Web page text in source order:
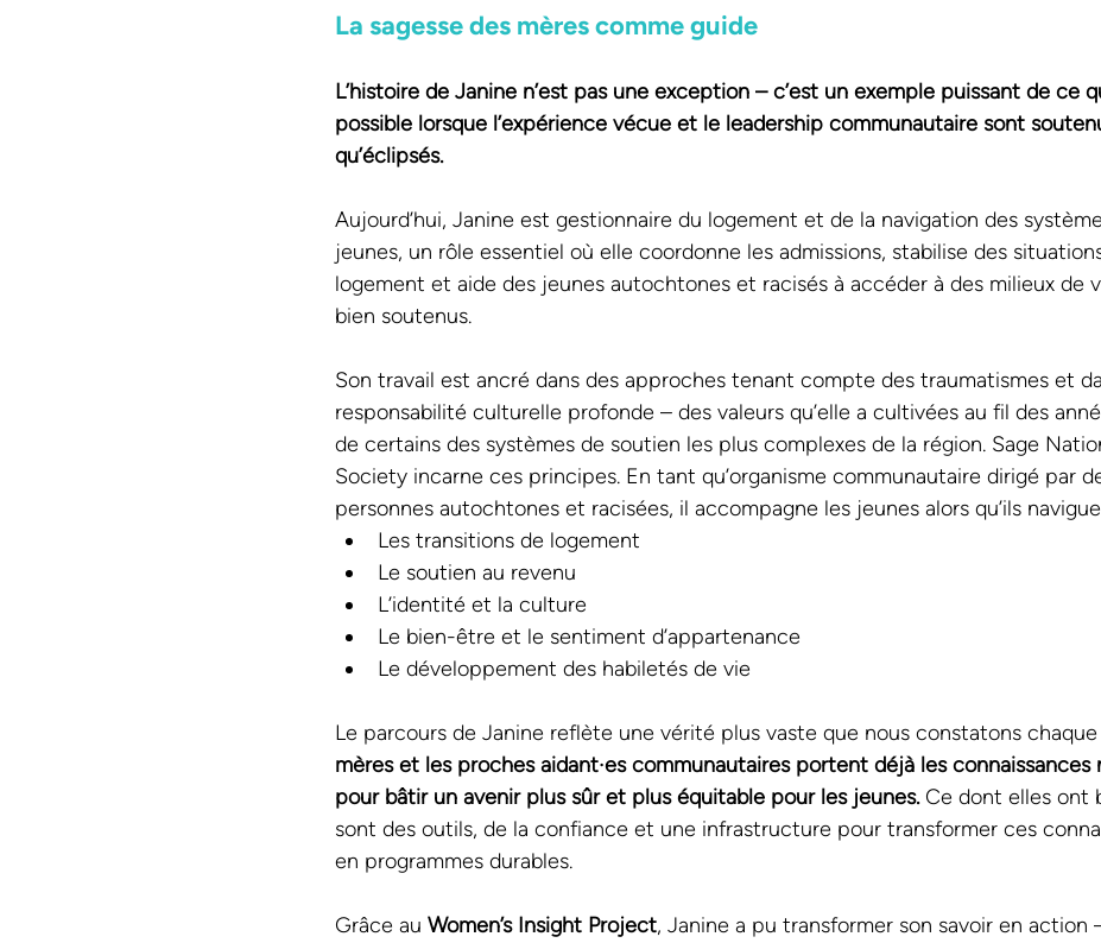
La sagesse des mères comme guide
L’histoire de Janine n’est pas une exception – c’est un exemple puissant de ce
possible lorsque l’expérience vécue et le leadership communautaire sont
qu’éclipsés.
Aujourd’hui, Janine est gestionnaire du logement et de la navigation des
jeunes, un rôle essentiel où elle coordonne les admissions, stabilise des
logement et aide des jeunes autochtones et racisés à accéder à des milieux de
bien soutenus.
Son travail est ancré dans des approches tenant compte des traumatismes et
responsabilité culturelle profonde – des valeurs qu’elle a cultivées au fil des
de certains des systèmes de soutien les plus complexes de la région. Sage
Society incarne ces principes. En tant qu’organisme communautaire dirigé par
personnes autochtones et racisées, il accompagne les jeunes alors qu’ils
Les transitions de logement
Le soutien au revenu
L’identité et la culture
Le bien-être et le sentiment d’appartenance
Le développement des habiletés de vie
Le parcours de Janine reflète une vérité plus vaste que nous constatons
mères et les proches aidant·es communautaires portent déjà les connaissances
pour bâtir un avenir plus sûr et plus équitable pour les jeunes. Ce dont elles ont
sont des outils, de la confiance et une infrastructure pour transformer ces
en programmes durables.
Grâce au Women’s Insight Project, Janine a pu transformer son savoir en action